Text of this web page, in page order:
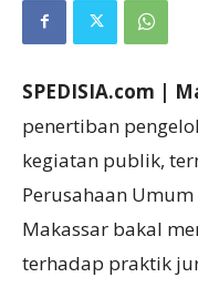
SPEDISIA.com |
penertiban
kegiatan publik,
Perusahaan
Makassar bakal
terhadap praktik